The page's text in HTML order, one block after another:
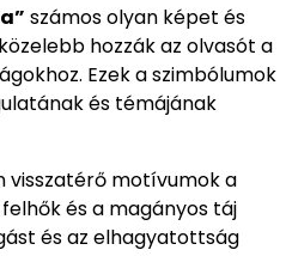
számos olyan képet és
hozzák az olvasót a
Ezek a szimbólumok
és témájának
visszatérő motívumok a
és a magányos táj
és az elhagyatottság